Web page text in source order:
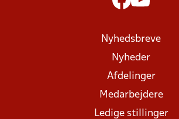
Nyhedsbreve
Nyheder
Afdelinger
Medarbejdere
Ledige stillinger